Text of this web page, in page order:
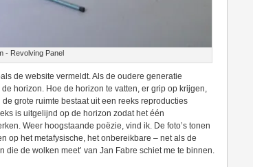
- Revolving Panel
de website vermeldt. Als de oudere generatie
horizon. Hoe de horizon te vatten, er grip op krijgen,
grote ruimte bestaat uit een reeks reproducties
is uitgelijnd op de horizon zodat het één
Weer hoogstaande poëzie, vind ik. De foto’s tonen
op het metafysische, het onbereikbare – net als de
die de wolken meet’ van Jan Fabre schiet me te binnen.